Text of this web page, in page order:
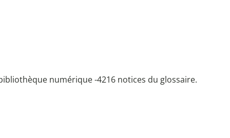
numérique -4216 notices du glossaire.